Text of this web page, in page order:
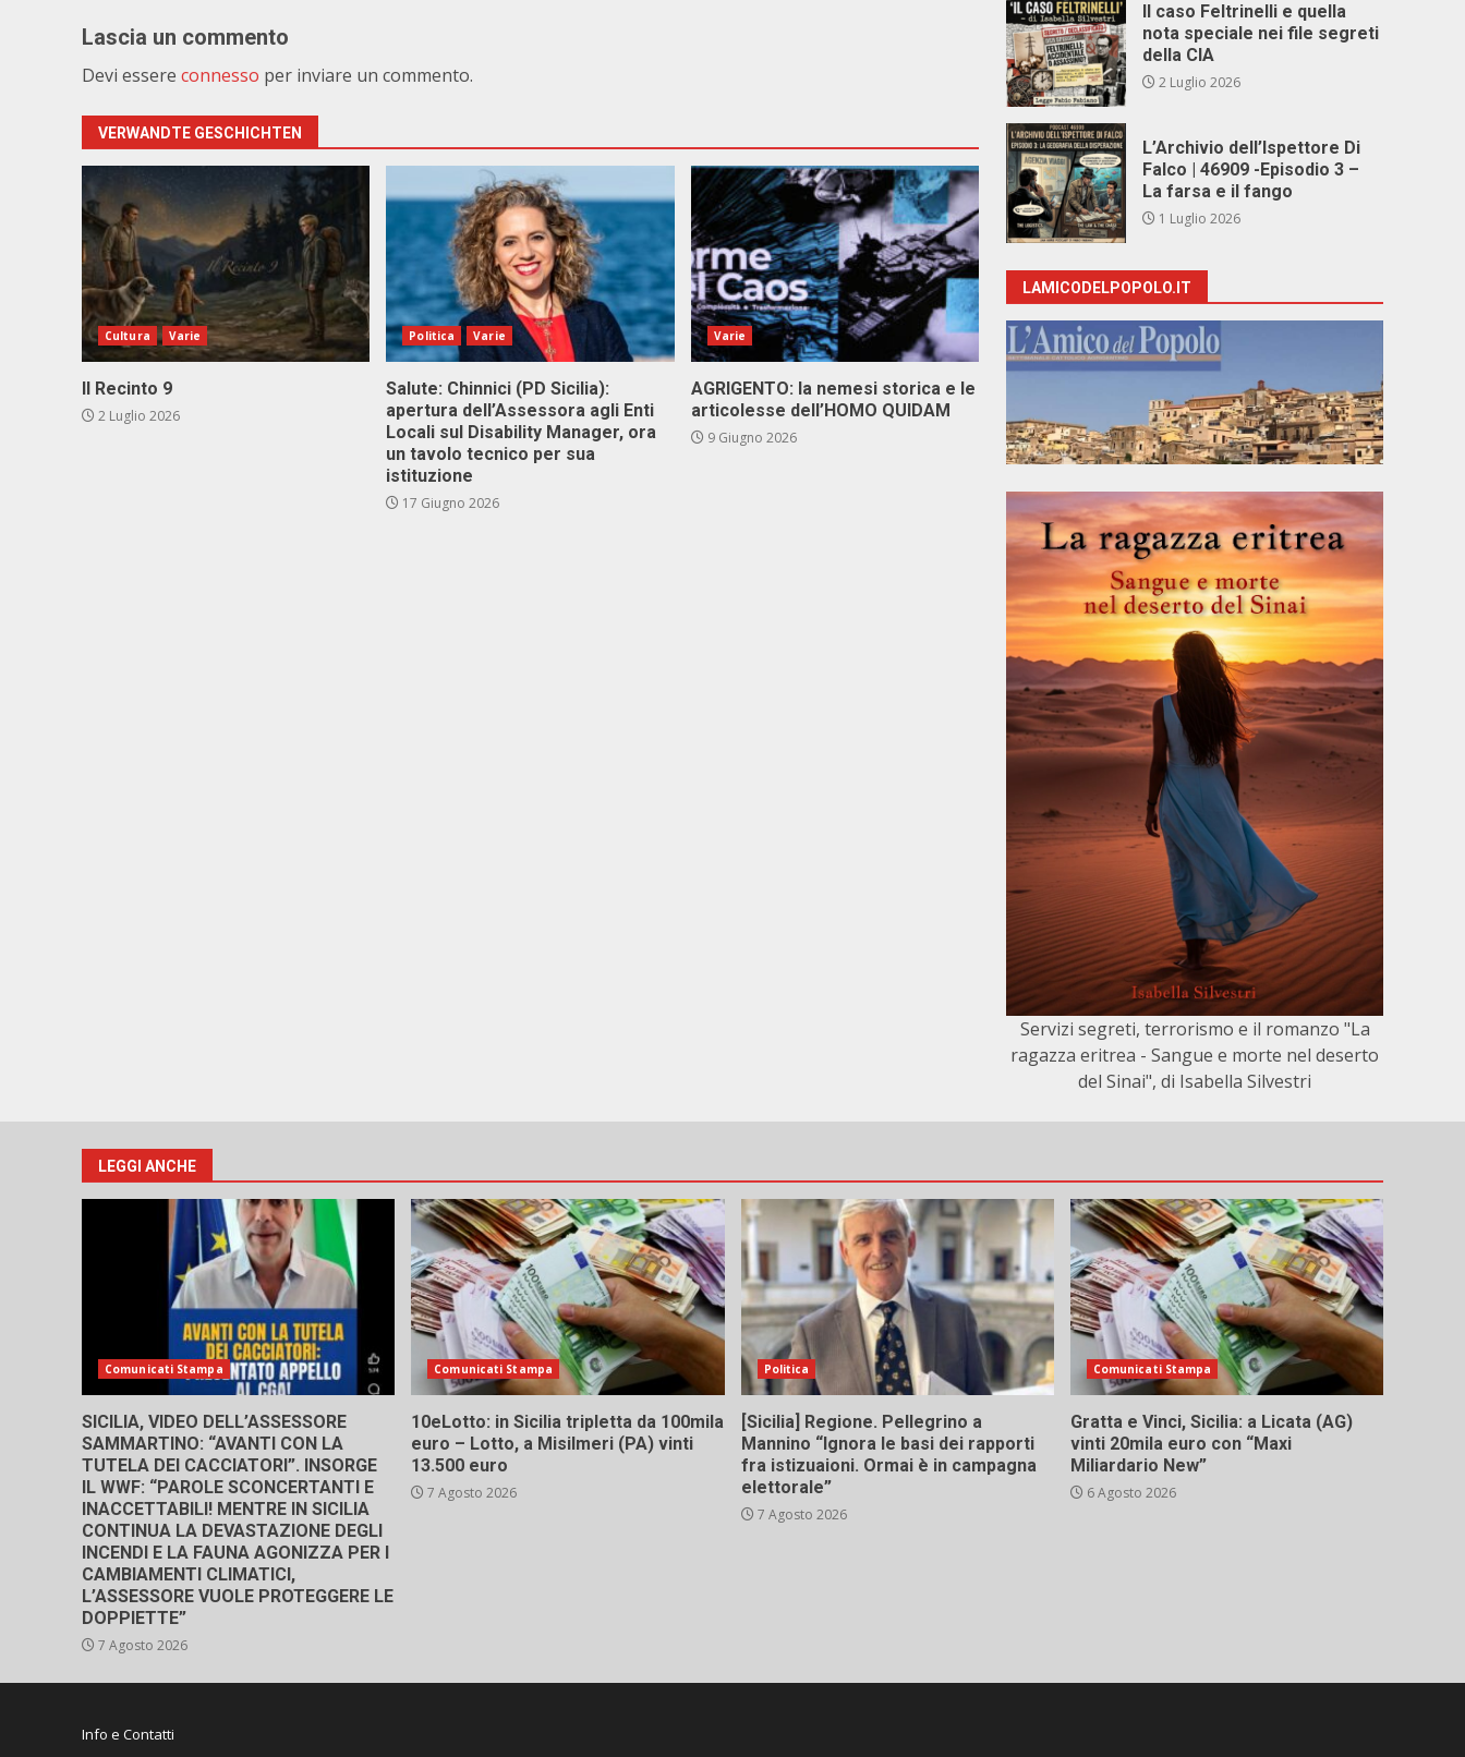
Lascia un commento
Devi essere connesso per inviare un commento.
VERWANDTE GESCHICHTEN
Cultura Varie
Il Recinto 9
2 Luglio 2026
Politica Varie
Salute: Chinnici (PD Sicilia):
apertura dell’Assessora agli Enti
Locali sul Disability Manager, ora
un tavolo tecnico per sua
istituzione
17 Giugno 2026
Varie
AGRIGENTO: la nemesi storica e le
articolesse dell’HOMO QUIDAM
9 Giugno 2026
Il caso Feltrinelli e quella
nota speciale nei file segreti
della CIA
2 Luglio 2026
L’Archivio dell’Ispettore Di
Falco | 46909 -Episodio 3 –
La farsa e il fango
1 Luglio 2026
LAMICODELPOPOLO.IT
Servizi segreti, terrorismo e il romanzo "La
ragazza eritrea - Sangue e morte nel deserto
del Sinai", di Isabella Silvestri
LEGGI ANCHE
Comunicati Stampa
SICILIA, VIDEO DELL’ASSESSORE
SAMMARTINO: “AVANTI CON LA
TUTELA DEI CACCIATORI”. INSORGE
IL WWF: “PAROLE SCONCERTANTI E
INACCETTABILI! MENTRE IN SICILIA
CONTINUA LA DEVASTAZIONE DEGLI
INCENDI E LA FAUNA AGONIZZA PER I
CAMBIAMENTI CLIMATICI,
L’ASSESSORE VUOLE PROTEGGERE LE
DOPPIETTE”
7 Agosto 2026
Comunicati Stampa
10eLotto: in Sicilia tripletta da 100mila
euro – Lotto, a Misilmeri (PA) vinti
13.500 euro
7 Agosto 2026
Politica
[Sicilia] Regione. Pellegrino a
Mannino “Ignora le basi dei rapporti
fra istizuaioni. Ormai è in campagna
elettorale”
7 Agosto 2026
Comunicati Stampa
Gratta e Vinci, Sicilia: a Licata (AG)
vinti 20mila euro con “Maxi
Miliardario New”
6 Agosto 2026
Info e Contatti